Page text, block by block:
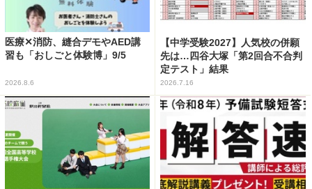
医療✕消防、縫合デモやAED講
習も「おしごと体験博」9/5
2026.8.6
【中学受験2027】人気校の併願
先は…四谷大塚「第2回合不合判
定テスト」結果
2026.7.16